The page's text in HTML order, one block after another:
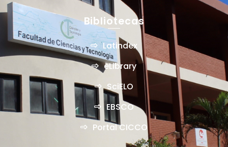
Bibliotecas
Latindex
eLibrary
SciELO
EBSCO
Portal CICCO